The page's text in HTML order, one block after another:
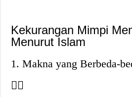
Kekurangan Mimpi
Menurut Islam
1. Makna yang Berbeda-
👎🏼